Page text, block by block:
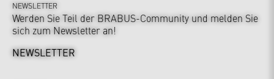
NEWSLETTER
Werden Sie Teil der BRABUS-Community und melden Sie
sich zum Newsletter an!
NEWSLETTER